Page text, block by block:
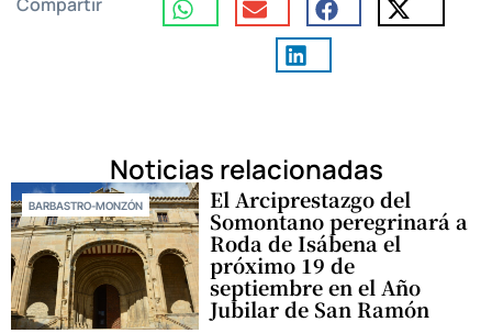
Compartir
Noticias relacionadas
BARBASTRO-MONZÓN El Arciprestazgo del
Somontano peregrinará a
Roda de Isábena el
próximo 19 de
septiembre en el Año
Jubilar de San Ramón